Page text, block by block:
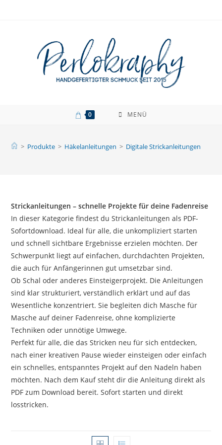
0 MENÜ
> Produkte > Häkelanleitungen > Digitale Strickanleitungen
Strickanleitungen – schnelle Projekte für deine Fadenreise
In dieser Kategorie findest du Strickanleitungen als PDF-
Sofortdownload. Ideal für alle, die unkompliziert starten
und schnell sichtbare Ergebnisse erzielen möchten. Der
Schwerpunkt liegt auf einfachen, durchdachten Projekten,
die auch für Anfängerinnen gut umsetzbar sind.
Ob Schal oder anderes Einsteigerprojekt. Die Anleitungen
sind klar strukturiert, verständlich erklärt und auf das
Wesentliche konzentriert. Sie begleiten dich Masche für
Masche auf deiner Fadenreise, ohne komplizierte
Techniken oder unnötige Umwege.
Perfekt für alle, die das Stricken neu für sich entdecken,
nach einer kreativen Pause wieder einsteigen oder einfach
ein schnelles, entspanntes Projekt auf den Nadeln haben
möchten. Nach dem Kauf steht dir die Anleitung direkt als
PDF zum Download bereit. Sofort starten und direkt
losstricken.